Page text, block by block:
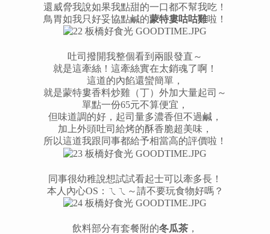
還威脅我說如果我點甜的一口都不幫我吃！
鳥胃如我只好妥協點鹹的蒙特婁咕咕雞啦！
吐司撥開我整個看到兩眼發直～
就是這牽絲！這牽絲實在太銷魂了啊！
這道的內餡還蠻簡單，
就是蒙特婁香料炒雞（丁）外加大量起司～
單點一份65元不算便宜，
但味道調的好，起司量多濃香但不過鹹，
加上外頭吐司給烤的酥香脆超美味，
所以這道我跟同事都給予相當高的評價啦！
同事很幼稚說想試試看起士可以牽多長！
本人內心OS：ㄟㄟ～請不要玩食物好嗎？
飲料部分有套餐附的冬瓜茶 ，